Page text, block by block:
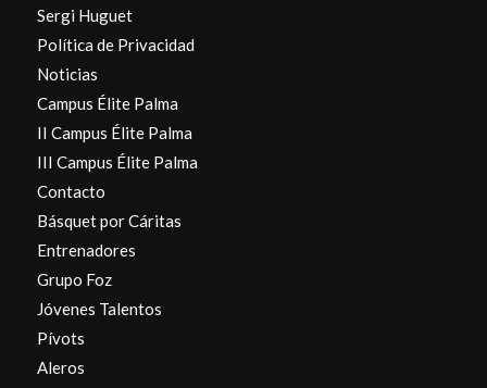
Sergi Huguet
Política de Privacidad
Noticias
Campus Élite Palma
II Campus Élite Palma
III Campus Élite Palma
Contacto
Básquet por Cáritas
Entrenadores
Grupo Foz
Jóvenes Talentos
Pívots
Aleros